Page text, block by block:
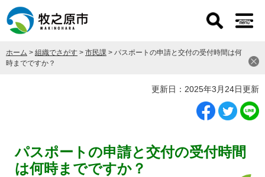
ー
先
頭
ニ
を
飛
ホーム > 組織でさがす > 市民課 > パスポートの申請と交付の受付時間は何
時までですか？
更新日：2025年3月24日更新
パスポートの申請と交付の受付時間
は何時までですか？